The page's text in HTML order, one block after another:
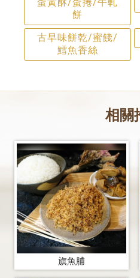
餅
古早味餅乾/蜜餞/
鱈魚香絲
旗魚脯